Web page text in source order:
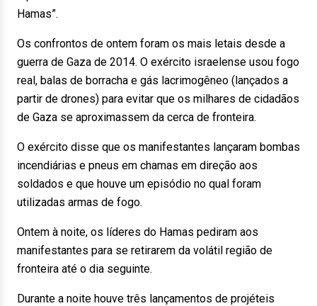
Hamas”.
Os confrontos de ontem foram os mais letais desde a
guerra de Gaza de 2014. O exército israelense usou fogo
real, balas de borracha e gás lacrimogêneo (lançados a
partir de drones) para evitar que os milhares de cidadãos
de Gaza se aproximassem da cerca de fronteira.
O exército disse que os manifestantes lançaram bombas
incendiárias e pneus em chamas em direção aos
soldados e que houve um episódio no qual foram
utilizadas armas de fogo.
Ontem à noite, os líderes do Hamas pediram aos
manifestantes para se retirarem da volátil região de
fronteira até o dia seguinte.
Durante a noite houve três lançamentos de projéteis